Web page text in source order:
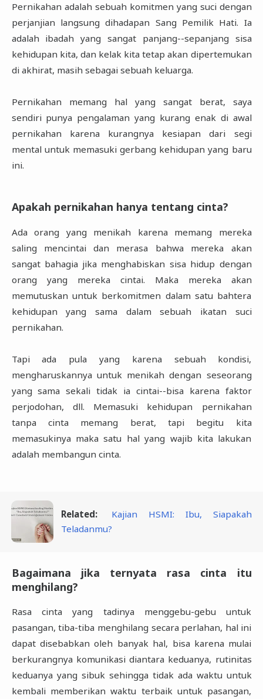
Pernikahan adalah sebuah komitmen yang suci dengan
perjanjian langsung dihadapan Sang Pemilik Hati. Ia
adalah ibadah yang sangat panjang--sepanjang sisa
kehidupan kita, dan kelak kita tetap akan dipertemukan
di akhirat, masih sebagai sebuah keluarga.
Pernikahan memang hal yang sangat berat, saya
sendiri punya pengalaman yang kurang enak di awal
pernikahan karena kurangnya kesiapan dari segi
mental untuk memasuki gerbang kehidupan yang baru
ini.
Apakah pernikahan hanya tentang cinta?
Ada orang yang menikah karena memang mereka
saling mencintai dan merasa bahwa mereka akan
sangat bahagia jika menghabiskan sisa hidup dengan
orang yang mereka cintai. Maka mereka akan
memutuskan untuk berkomitmen dalam satu bahtera
kehidupan yang sama dalam sebuah ikatan suci
pernikahan.
Tapi ada pula yang karena sebuah kondisi,
mengharuskannya untuk menikah dengan seseorang
yang sama sekali tidak ia cintai--bisa karena faktor
perjodohan, dll. Memasuki kehidupan pernikahan
tanpa cinta memang berat, tapi begitu kita
memasukinya maka satu hal yang wajib kita lakukan
adalah membangun cinta.
Related:
Kajian HSMI: Ibu, Siapakah
Teladanmu?
Bagaimana jika ternyata rasa cinta itu
menghilang?
Rasa cinta yang tadinya menggebu-gebu untuk
pasangan, tiba-tiba menghilang secara perlahan, hal ini
dapat disebabkan oleh banyak hal, bisa karena mulai
berkurangnya komunikasi diantara keduanya, rutinitas
keduanya yang sibuk sehingga tidak ada waktu untuk
kembali memberikan waktu terbaik untuk pasangan,